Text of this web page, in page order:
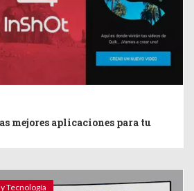
mejores aplicaciones para tu
Tecnología